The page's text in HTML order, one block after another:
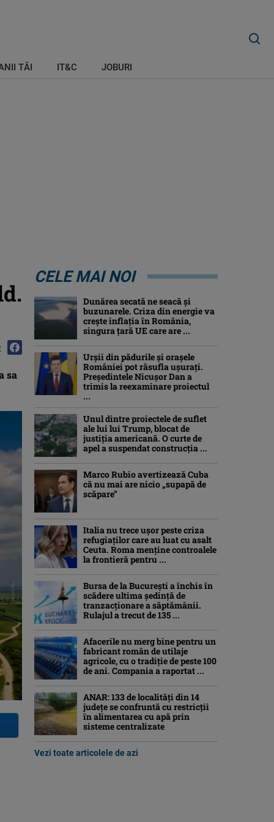
TĂI IT&C JOBURI
sa
CELE MAI NOI
Dunărea secată ne seacă și
buzunarele. Criza din energie va
crește inflația în România,
singura țară UE care are ...
Urșii din pădurile și orașele
României pot răsufla ușurați.
Președintele Nicușor Dan a
trimis la reexaminare proiectul
...
Unul dintre proiectele de suflet
ale lui lui Trump, blocat de
justiția americană. O curte de
apel a suspendat construcția ...
Marco Rubio avertizează Cuba
că nu mai are nicio „supapă de
scăpare”
Italia nu trece ușor peste criza
refugiaților care au luat cu asalt
Ceuta. Roma menține controalele
la frontieră pentru ...
Bursa de la București a închis în
scădere ultima ședință de
tranzacționare a săptămânii.
Rulajul a trecut de 135 ...
Afacerile nu merg bine pentru un
fabricant român de utilaje
agricole, cu o tradiție de peste 100
de ani. Compania a raportat ...
ANAR: 133 de localități din 14
județe se confruntă cu restricții
în alimentarea cu apă prin
sisteme centralizate
Vezi toate articolele de azi